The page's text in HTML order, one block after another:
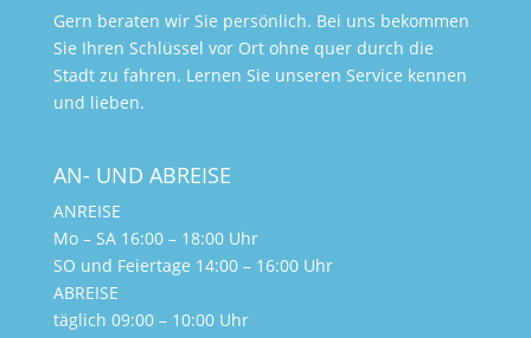
Gern beraten wir Sie persönlich. Bei uns bekommen
Sie Ihren Schlüssel vor Ort ohne quer durch die
Stadt zu fahren. Lernen Sie unseren Service kennen
und lieben.
AN- UND ABREISE
ANREISE
Mo – SA 16:00 – 18:00 Uhr
SO und Feiertage 14:00 – 16:00 Uhr
ABREISE
täglich 09:00 – 10:00 Uhr